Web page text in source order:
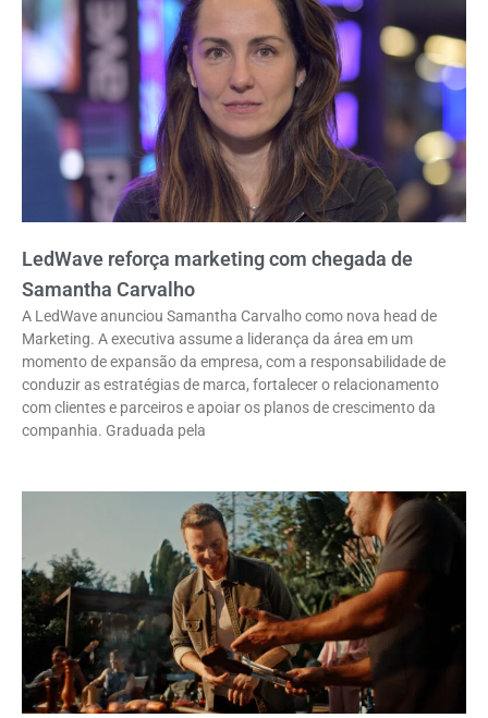
LedWave reforça marketing com chegada de
Samantha Carvalho
A LedWave anunciou Samantha Carvalho como nova head de
Marketing. A executiva assume a liderança da área em um
momento de expansão da empresa, com a responsabilidade de
conduzir as estratégias de marca, fortalecer o relacionamento
com clientes e parceiros e apoiar os planos de crescimento da
companhia. Graduada pela